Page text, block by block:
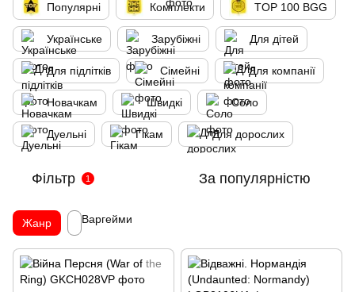
Популярні Комплекти TOP 100 BGG
Українське Зарубіжні Для дітей
Для підлітків Сімейні Для компанії
Новачкам Швидкі Соло
Дуельні Гікам Для дорослих
Фільтр 1 За популярністю
Жанр Варгейми